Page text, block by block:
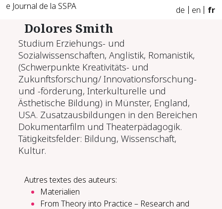
e Journal de la SSPA de en fr
Dolores Smith
Studium Erziehungs- und
Sozialwissenschaften, Anglistik, Romanistik,
(Schwerpunkte Kreativitäts- und
Zukunftsforschung/ Innovationsforschung-
und -förderung, Interkulturelle und
Ästhetische Bildung) in Münster, England,
USA. Zusatzausbildungen in den Bereichen
Dokumentarfilm und Theaterpädagogik.
Tätigkeitsfelder: Bildung, Wissenschaft,
Kultur.
Autres textes des auteurs:
Materialien
From The­o­ry in­to Prac­tice – Re­search and